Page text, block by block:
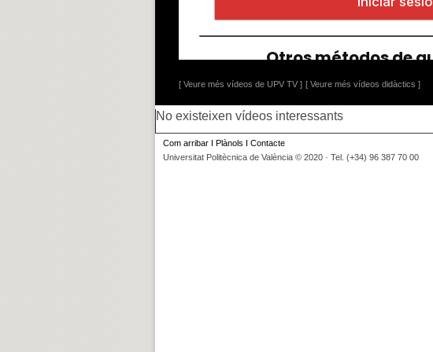
[ Veure més vídeos de UPV TV ] [ Veure més vídeos didàctics ]
No existeixen vídeos interessants
Com arribar I Plànols I Contacte
Universitat Politècnica de València © 2020 · Tel. (+34) 96 387 70 00